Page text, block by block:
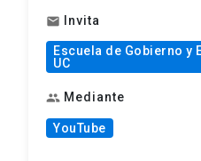
mail Invita
Escuela de Gobierno y
UC
group Mediante
YouTube